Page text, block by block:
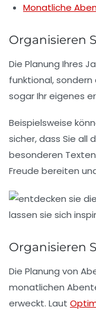
Monatliche
Organisieren
Die Planung Ihres
funktional, sondern
sogar Ihr eigenes
Beispielsweise
sicher, dass Sie all
besonderen
Freude bereiten
Organisieren
Die Planung von
monatlichen
erweckt. Laut